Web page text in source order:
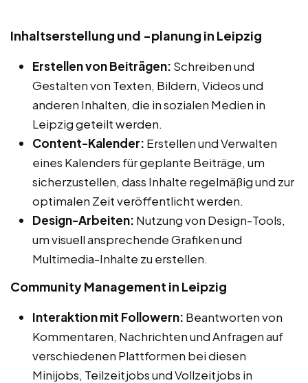
Inhaltserstellung und -planung in Leipzig
Erstellen von Beiträgen: Schreiben und
Gestalten von Texten, Bildern, Videos und
anderen Inhalten, die in sozialen Medien in
Leipzig geteilt werden.
Content-Kalender: Erstellen und Verwalten
eines Kalenders für geplante Beiträge, um
sicherzustellen, dass Inhalte regelmäßig und zur
optimalen Zeit veröffentlicht werden.
Design-Arbeiten: Nutzung von Design-Tools,
um visuell ansprechende Grafiken und
Multimedia-Inhalte zu erstellen.
Community Management in Leipzig
Interaktion mit Followern: Beantworten von
Kommentaren, Nachrichten und Anfragen auf
verschiedenen Plattformen bei diesen
Minijobs, Teilzeitjobs und Vollzeitjobs in